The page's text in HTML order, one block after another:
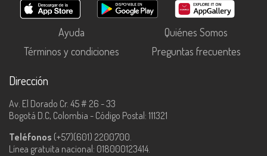
Ayuda
Quiénes Somos
Términos y condiciones
Preguntas frecuentes
Dirección
Av. El Dorado Cr. 45 # 26 - 33
Bogotá D.C, Colombia - Código Postal: 111321
Teléfonos (+57)(601) 2200700.
Línea gratuita nacional: 018000123414.